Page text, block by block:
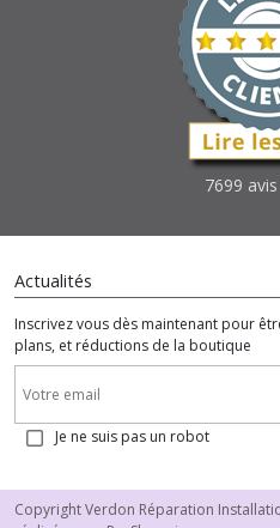
7699
Actualités
Inscrivez vous dès maintenant pour
plans, et réductions de la boutique
Je ne suis pas un robot
Copyright Verdon Réparation